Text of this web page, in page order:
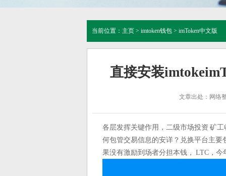
当前位置： 主页 > imtoken钱包 > imToken中文版
直接安装
文章出处：网络
各层发挥关键作用，二级市场投资 矿
何包管交易信息的安详？兑换平台主
果没有激励到场者分担本钱， LTC，